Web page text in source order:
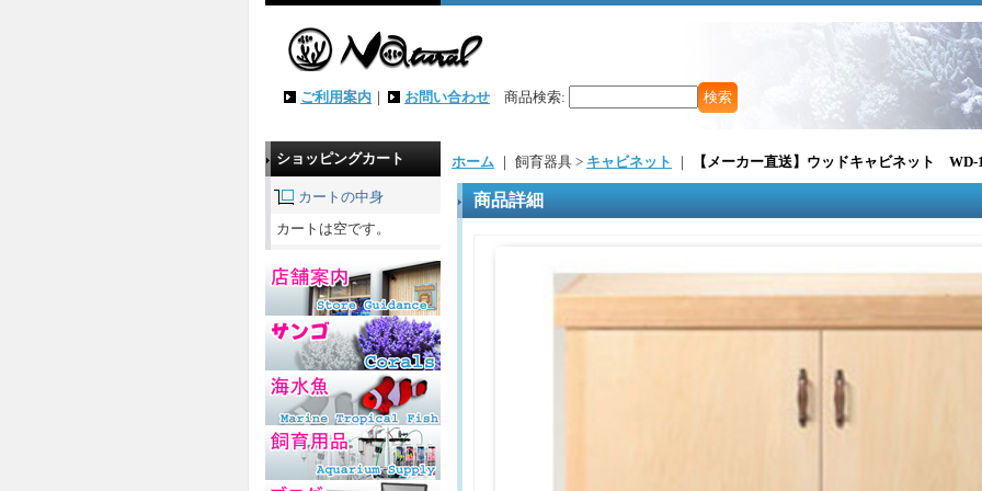
ご利用案内 ｜ お問い合わせ 商品検索:
ショッピングカート
カートの中身
カートは空です。
ホーム ｜ 飼育器具 > キャビネット ｜ 【メーカー直送】ウッドキャビネット WD-
商品詳細